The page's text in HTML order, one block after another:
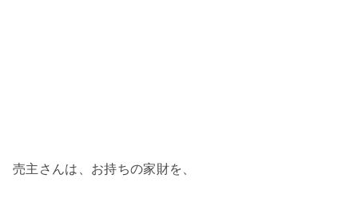
売主さんは、お持ちの家財を、